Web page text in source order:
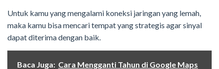
Untuk kamu yang mengalami koneksi jaringan yang lemah,
maka kamu bisa mencari tempat yang strategis agar sinyal
dapat diterima dengan baik.
Baca Juga: Cara Mengganti Tahun di Google Maps